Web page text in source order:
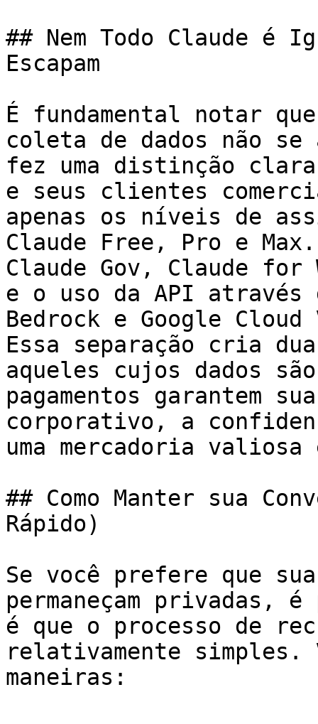
## Nem Todo Claude é
Escapam
É fundamental notar
coleta de dados não
fez uma distinção
e seus clientes
apenas os níveis de
Claude Free, Pro e
Claude Gov, Claude
e o uso da API através
Bedrock e Google
Essa separação cria
aqueles cujos dados
pagamentos garantem
corporativo, a
uma mercadoria
## Como Manter sua
Rápido)
Se você prefere que
permaneçam
é que o processo de
relativamente simples.
maneiras: